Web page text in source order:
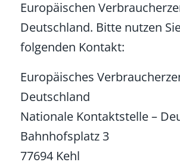
Europäischen
Deutschland. Bitte nutzen
folgenden Kontakt:
Europäisches
Deutschland
Nationale Kontaktstelle –
Bahnhofsplatz 3
77694 Kehl